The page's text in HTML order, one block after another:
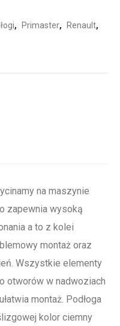
, Primaster, Renault,
na maszynie
zapewnia wysoką
a to z kolei
montaż oraz
Wszystkie elementy
otworów w nadwoziach
montaż. Podłoga
kolor ciemny